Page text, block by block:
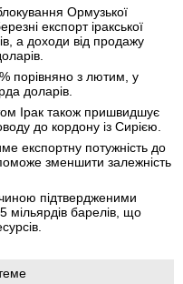
Ормузької
експорт іракської
а доходи від продажу
порівняно з лютим, у
доларів.
Ірак також пришвидшує
до кордону із Сирією.
експортну потужність до
зменшити залежність
підтвердженими
мільярдів барелів, що